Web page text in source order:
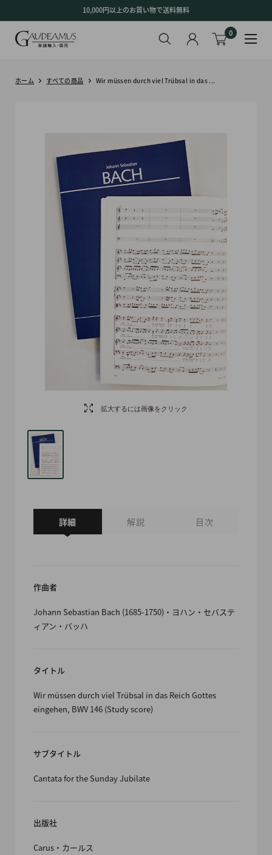
ン
10,000円以上のお買い物で送料無料
0
ホーム すべての商品 Wir müssen durch viel Trübsal in das ...
拡大するには画像をクリック
詳細 解説 目次
作曲者
Johann Sebastian Bach (1685-1750)・ヨハン・セバステ
ィアン・バッハ
タイトル
Wir müssen durch viel Trübsal in das Reich Gottes
eingehen, BWV 146 (Study score)
サブタイトル
Cantata for the Sunday Jubilate
出版社
Carus・カールス